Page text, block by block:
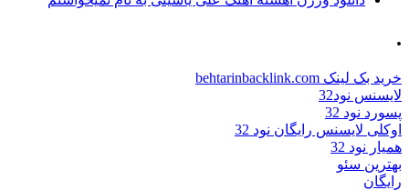
.
خرید بک لینک behtarinbacklink.com
لایسنس نود32
پسورد نود 32
اوکلی لایسنس رایگان نود 32
همیار نود 32
بهترین سئو
رایگان